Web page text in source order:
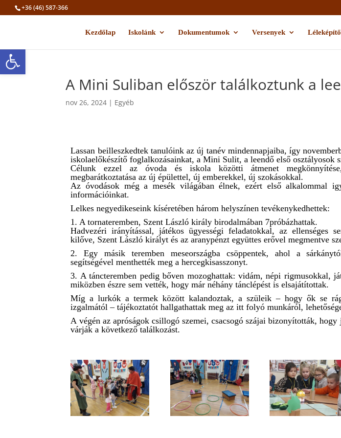
Eszköztár megnyitása
+36 (46) 587-366
Kezdőlap Iskolánk Dokumentumok Versenyek Léleképítő
A Mini Suliban először találkoztunk a
nov 26, 2024 | Egyéb
Lassan beilleszkedtek tanulóink az új tanév mindennapjaiba, így
iskolaelőkészítő foglalkozásainkat, a Mini Sulit, a leendő első osztályosok
Célunk ezzel az óvoda és iskola közötti átmenet
megbarátkoztatása az új épülettel, új emberekkel, új szokásokkal.
Az óvodások még a mesék világában élnek, ezért első alkalommal
információinkat.
Lelkes negyedikeseink kíséretében három helyszínen tevékenykedhettek:
1. A tornateremben, Szent László király birodalmában 7próbázhattak.
Hadvezéri irányítással, játékos ügyességi feladatokkal, az ellenséges
kilőve, Szent László királyt és az aranypénzt együttes erővel megmentve
2. Egy másik teremben meseországba csöppentek, ahol a
segítségével menthették meg a hercegkisasszonyt.
3. A táncteremben pedig bőven mozoghattak: vidám, népi rigmusokkal,
miközben észre sem vették, hogy már néhány tánclépést is elsajátítottak.
Míg a lurkók a termek között kalandoztak, a szüleik – hogy ők se
izgalmától – tájékoztatót hallgathattak meg az itt folyó munkáról,
A végén az apróságok csillogó szemei, csacsogó szájai bizonyították,
várják a következő találkozást.